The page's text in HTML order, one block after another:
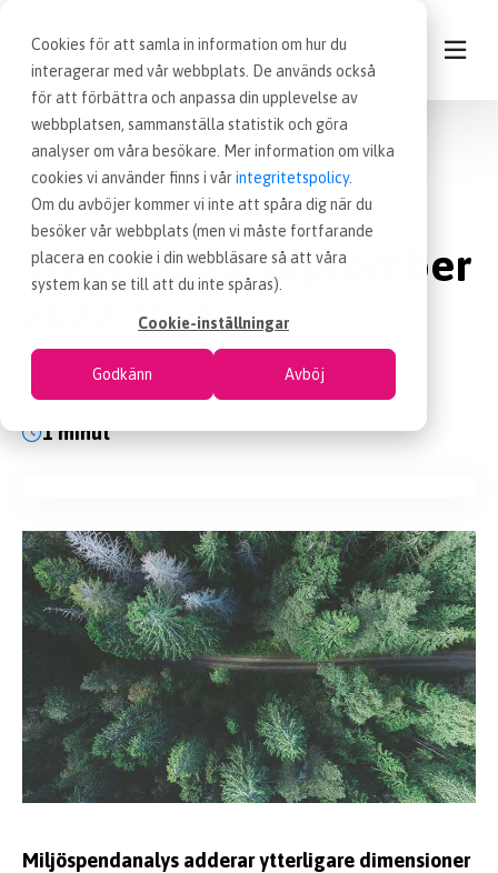
Cookies för att samla in information om hur du
interagerar med vår webbplats. De används också
för att förbättra och anpassa din upplevelse av
webbplatsen, sammanställa statistik och göra
analyser om våra besökare. Mer information om vilka
cookies vi använder finns i vårintegritetspolicy.
Om du avböjer kommer vi inte att spåra dig när du
besöker vår webbplats (men vi måste fortfarande
placera en cookie i din webbläsare så att våra
system kan se till att du inte spåras).
Cookie-inställningar
Godkänn Avböj
KONTAKT
VÅRA TJÄNSTER
LEDIGA INKÖPSJOBB
KUNSKAP
EFFSO TOOLS
Inköp
Nyheter
Webinar 22 september 2022: Vad är miljöspendanalys?
14 sep 2022 | Blogginlägg
Webinar 22 september
2022: Vad är
miljöspendanalys?
1 minut
Miljöspendanalys adderar ytterligare dimensioner